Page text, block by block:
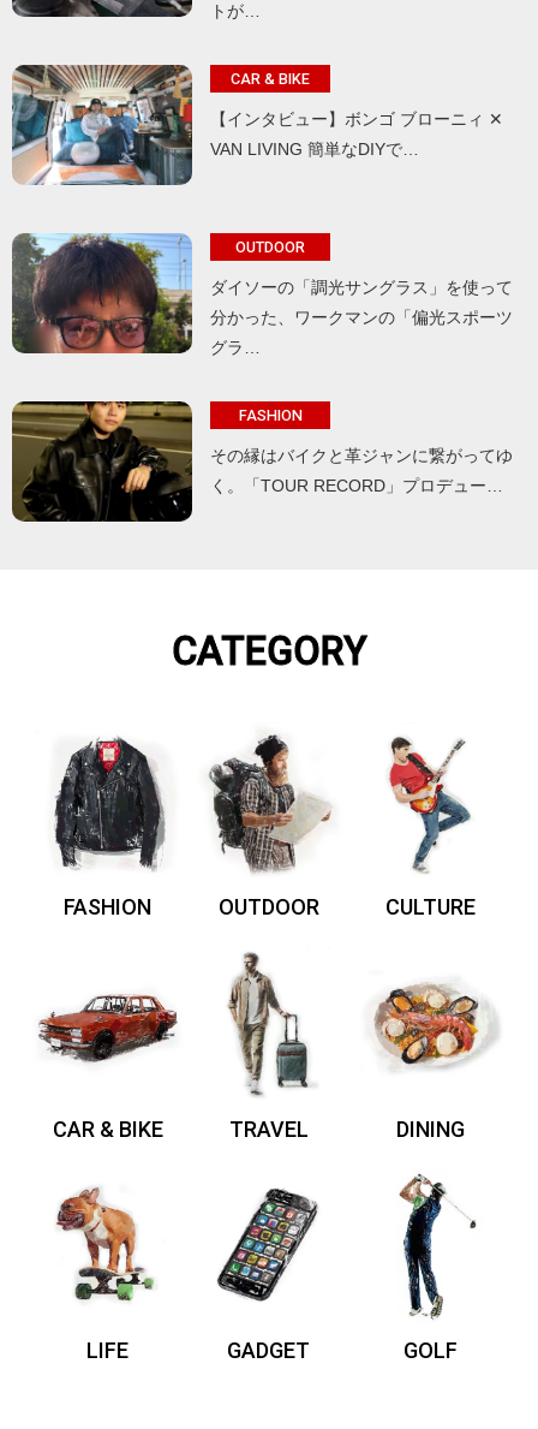
トが…
CAR & BIKE
【インタビュー】ボンゴ ブローニィ ✕
VAN LIVING 簡単なDIYで…
OUTDOOR
ダイソーの「調光サングラス」を使って
分かった、ワークマンの「偏光スポーツ
グラ…
FASHION
その縁はバイクと革ジャンに繋がってゆ
く。「TOUR RECORD」プロデュー…
CATEGORY
FASHION OUTDOOR CULTURE
CAR & BIKE TRAVEL DINING
LIFE GADGET GOLF